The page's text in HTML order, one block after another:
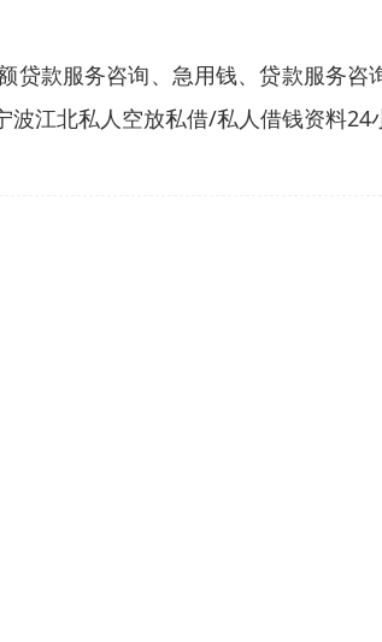
款服务咨询、急用钱、贷款服务
江北私人空放私借/私人借钱资料24